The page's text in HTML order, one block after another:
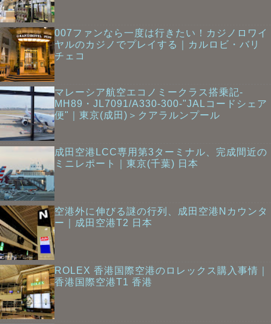
007ファンなら一度は行きたい！カジノロワイ
ヤルのカジノでプレイする｜カルロビ・バリ
チェコ
マレーシア航空エコノミークラス搭乗記-
MH89・JL7091/A330-300-"JALコードシェア
便"｜東京(成田)＞クアラルンプール
成田空港LCC専用第3ターミナル、完成間近の
ミニレポート｜東京(千葉) 日本
空港外に伸びる謎の行列、成田空港Nカウンタ
ー｜成田空港T2 日本
ROLEX 香港国際空港のロレックス購入事情｜
香港国際空港T1 香港